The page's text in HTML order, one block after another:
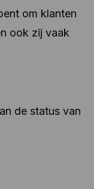
om klanten
ook zij vaak
de status van